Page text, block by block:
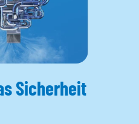
Sicherheit